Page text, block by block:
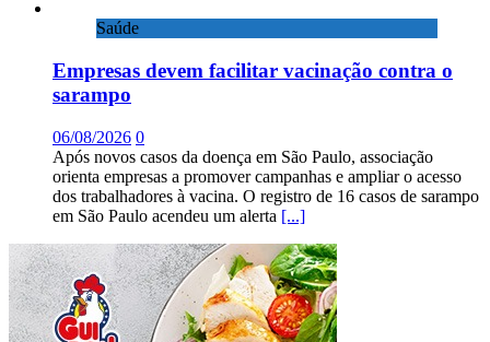
Saúde
Empresas devem facilitar vacinação contra o
sarampo
06/08/2026 0
Após novos casos da doença em São Paulo, associação
orienta empresas a promover campanhas e ampliar o acesso
dos trabalhadores à vacina. O registro de 16 casos de sarampo
em São Paulo acendeu um alerta [...]